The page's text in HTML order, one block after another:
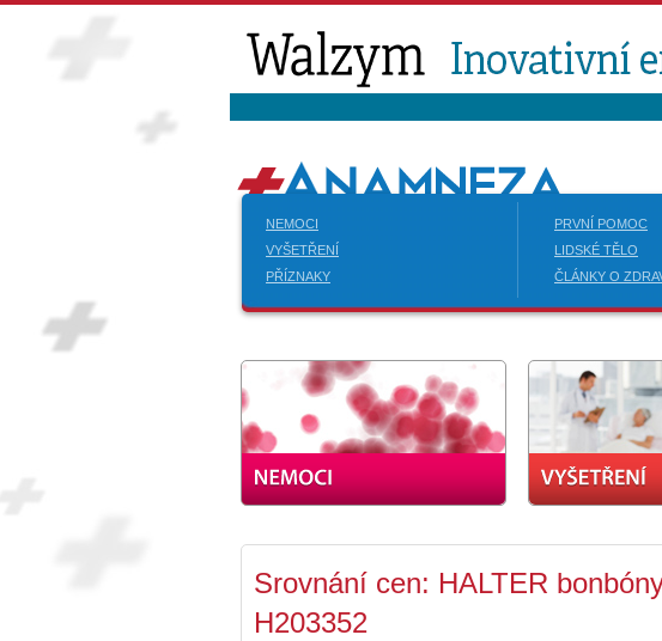
NEMOCI
VYŠETŘENÍ
PŘÍZNAKY
PRVNÍ POMOC
LIDSKÉ TĚLO
ČLÁNKY O
Srovnání cen: HALTER
H203352